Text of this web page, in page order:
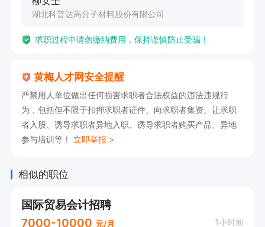
公司依法缴纳社保、提供早中晚餐及伙食补贴，免
奖、每年免费体检、高温补贴、全勤奖、安环奖、
湖北科普达高分子材料股份有限公司
求职过程中请勿缴纳费用，保持谨慎防止受骗！
黄梅人才网安全提醒
严禁用人单位做出任何损害求职者合法权益的违法违规行
为，包括但不限于扣押求职者证件、向求职者集资、让求职
者入股、诱导求职者异地入职、诱导求职者购买产品、异地
参与培训等！ 立即举报 >
相似的职位
国际贸易会计招聘
7000-10000 元/月 1小时前